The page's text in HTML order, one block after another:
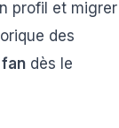
profil et migrer
des
dès le